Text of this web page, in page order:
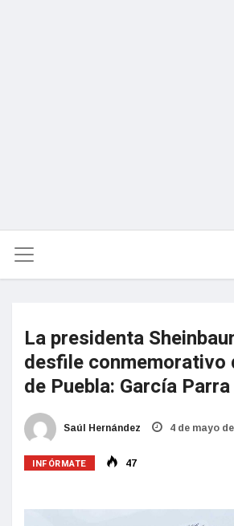
La presidenta
desfile conmemorativo
de Puebla: García Parra
Saúl Hernández 4 de mayo
INFÓRMATE 47